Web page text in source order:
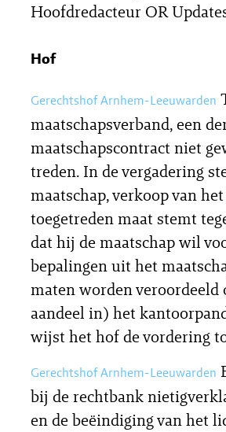
Hoofdredacteur OR
Hof
Gerechtshof Arnhem-Leeuwarden
maatschapsverband, een
maatschapscontract niet
treden. In de vergadering
maatschap, verkoop van
toegetreden maat stemt
dat hij de maatschap wil
bepalingen uit het
maten worden
aandeel in) het
wijst het hof de vordering
Gerechtshof Arnhem-Leeuwarden
bij de rechtbank
en de beëindiging van het